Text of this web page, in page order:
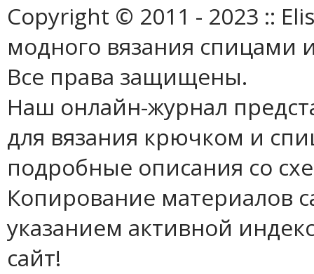
Copyright © 2011 - 2023 ::
модного вязания спицами
Все права защищены.
Наш онлайн-журнал
для вязания крючком и
подробные описания со
Копирование материалов
указанием активной
сайт!